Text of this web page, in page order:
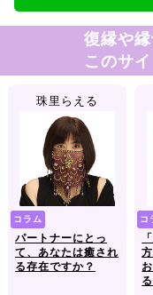
復縁や縁
このサ
珠里らえる
コラム
パートナーにとっ
て、あなたは癒され
る存在ですか？
コ